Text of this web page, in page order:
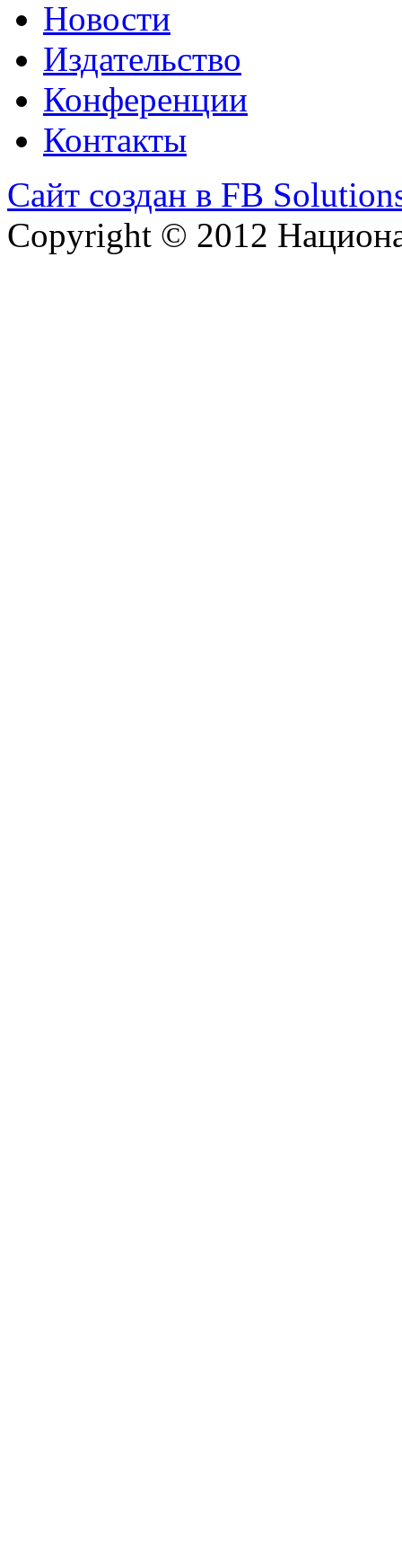
Новости
Издательство
Конференции
Контакты
Сайт создан в FB
Copyright © 2012